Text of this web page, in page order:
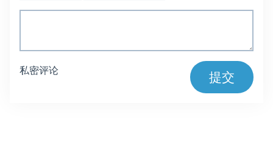
私密评论 提交